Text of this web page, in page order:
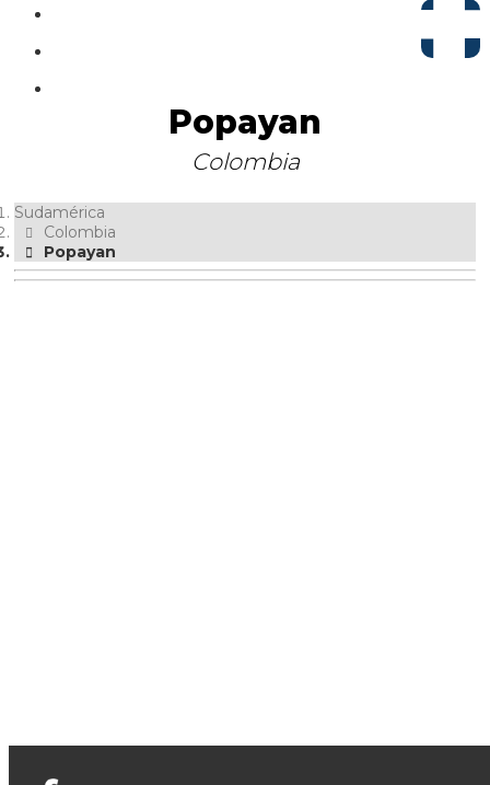
Popayan
Colombia
Sudamérica
Colombia
Popayan